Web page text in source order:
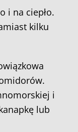
i na ciepło.
kilku
i
lub